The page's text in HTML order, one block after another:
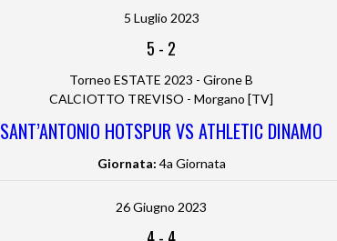
5 Luglio 2023
5 - 2
Torneo ESTATE 2023 - Girone B
CALCIOTTO TREVISO - Morgano [TV]
SANT’ANTONIO HOTSPUR VS ATHLETIC DINAMO
Giornata: 4a Giornata
26 Giugno 2023